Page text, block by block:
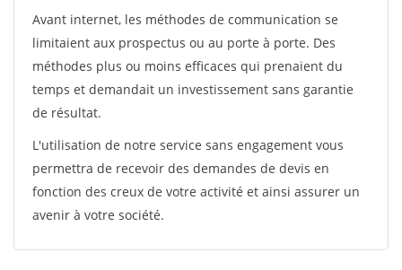
Avant internet, les méthodes de communication se
limitaient aux prospectus ou au porte à porte. Des
méthodes plus ou moins efficaces qui prenaient du
temps et demandait un investissement sans garantie
de résultat.
L'utilisation de notre service sans engagement vous
permettra de recevoir des demandes de devis en
fonction des creux de votre activité et ainsi assurer un
avenir à votre société.